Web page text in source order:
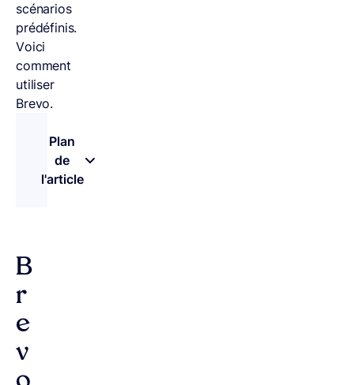
scénarios
prédéfinis.
Voici
comment
utiliser
Brevo.
Plan
de
l'article
B
r
e
v